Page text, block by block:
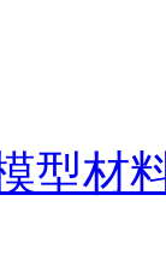
型材